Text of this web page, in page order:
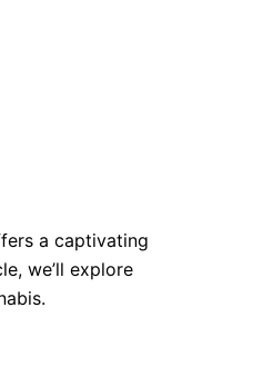
a captivating
we’ll explore